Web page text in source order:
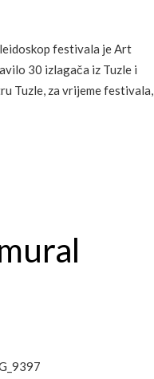
festivala je Art
30 izlagača iz Tuzle i
Tuzle, za vrijeme festivala,